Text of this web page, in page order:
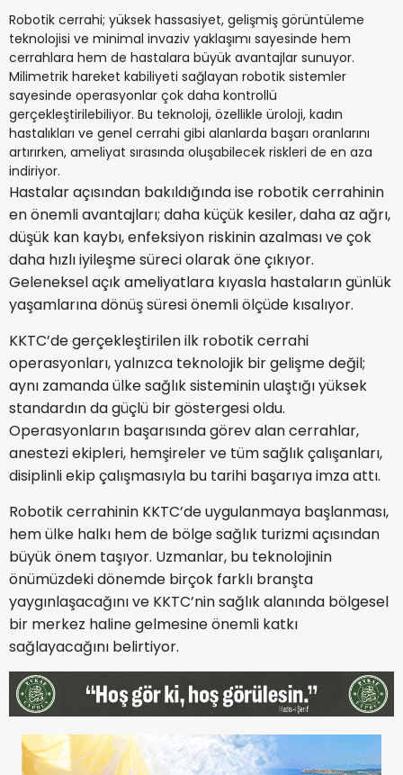
Robotik cerrahi; yüksek hassasiyet, gelişmiş görüntüleme
teknolojisi ve minimal invaziv yaklaşımı sayesinde hem
cerrahlara hem de hastalara büyük avantajlar sunuyor.
Milimetrik hareket kabiliyeti sağlayan robotik sistemler
sayesinde operasyonlar çok daha kontrollü
gerçekleştirilebiliyor. Bu teknoloji, özellikle üroloji, kadın
hastalıkları ve genel cerrahi gibi alanlarda başarı oranlarını
artırırken, ameliyat sırasında oluşabilecek riskleri de en aza
indiriyor.
Hastalar açısından bakıldığında ise robotik cerrahinin
en önemli avantajları; daha küçük kesiler, daha az ağrı,
düşük kan kaybı, enfeksiyon riskinin azalması ve çok
daha hızlı iyileşme süreci olarak öne çıkıyor.
Geleneksel açık ameliyatlara kıyasla hastaların günlük
yaşamlarına dönüş süresi önemli ölçüde kısalıyor.
KKTC’de gerçekleştirilen ilk robotik cerrahi
operasyonları, yalnızca teknolojik bir gelişme değil;
aynı zamanda ülke sağlık sisteminin ulaştığı yüksek
standardın da güçlü bir göstergesi oldu.
Operasyonların başarısında görev alan cerrahlar,
anestezi ekipleri, hemşireler ve tüm sağlık çalışanları,
disiplinli ekip çalışmasıyla bu tarihi başarıya imza attı.
Robotik cerrahinin KKTC’de uygulanmaya başlanması,
hem ülke halkı hem de bölge sağlık turizmi açısından
büyük önem taşıyor. Uzmanlar, bu teknolojinin
önümüzdeki dönemde birçok farklı branşta
yaygınlaşacağını ve KKTC’nin sağlık alanında bölgesel
bir merkez haline gelmesine önemli katkı
sağlayacağını belirtiyor.